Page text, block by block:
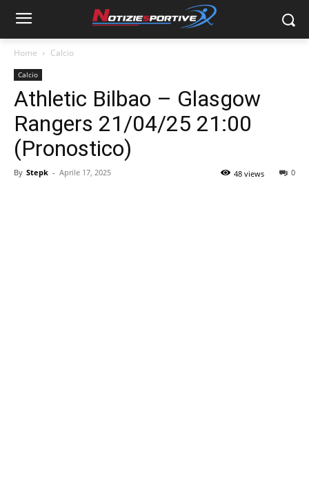
Home Calcio
Calcio
Athletic Bilbao – Glasgow
Rangers 21/04/25 21:00
(Pronostico)
By Stepk - Aprile 17, 2025 0
48 views